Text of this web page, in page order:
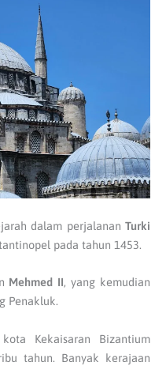
dalam perjalanan Turki
pada tahun 1453.
Mehmed II, yang kemudian
Penakluk.
Kekaisaran Bizantium
tahun. Banyak kerajaan